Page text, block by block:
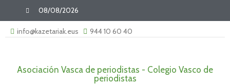
08/08/2026
info@kazetariak.eus 944 10 60 40
Asociación Vasca de periodistas - Colegio Vasco de
periodistas